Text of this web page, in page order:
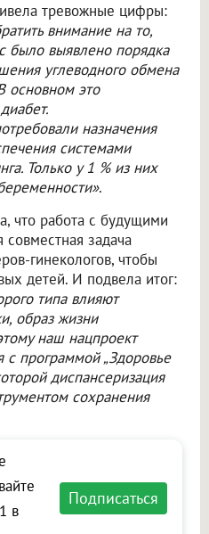
тревожные цифры:
внимание на то,
было выявлено порядка
углеводного обмена
основном это
назначения
системами
Только у 1 % из них
.
что работа с будущими
задача
гинекологов, чтобы
детей. И подвела итог:
типа влияют
образ жизни
наш нацпроект
с программой „Здоровье
диспансеризация
сохранения
в
Подписаться